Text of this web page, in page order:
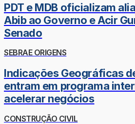
PDT e MDB oficializam
Abib ao Governo e Acir
Senado
SEBRAE ORIGENS
Indicações Geográficas
entram em programa
acelerar negócios
CONSTRUÇÃO CIVIL